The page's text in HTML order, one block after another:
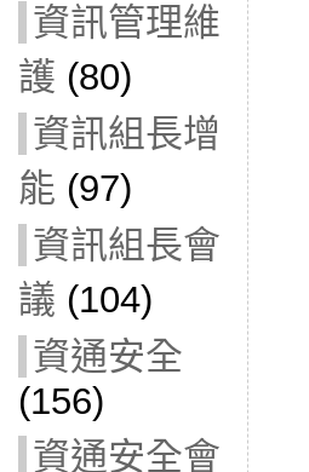
資訊管理維
護 (80)
資訊組長增
能 (97)
資訊組長會
議 (104)
資通安全
(156)
資通安全會